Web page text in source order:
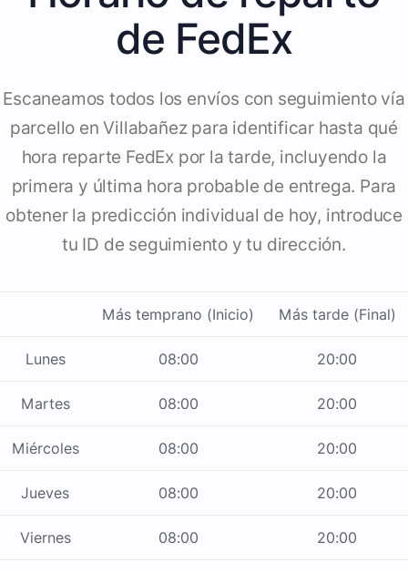
de FedEx
Escaneamos todos los envíos con seguimiento vía
parcello en Villabañez para identificar hasta qué
hora reparte FedEx por la tarde, incluyendo la
primera y última hora probable de entrega. Para
obtener la predicción individual de hoy, introduce
tu ID de seguimiento y tu dirección.
Más temprano (Inicio) Más tarde (Final)
Lunes 08:00 20:00
Martes 08:00 20:00
Miércoles 08:00 20:00
Jueves 08:00 20:00
Viernes 08:00 20:00